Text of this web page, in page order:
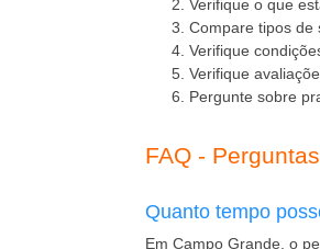
Verifique o que
Compare tipos de
Verifique
Verifique
Pergunte sobre
FAQ -
Quanto tempo
Em Campo Grande, o